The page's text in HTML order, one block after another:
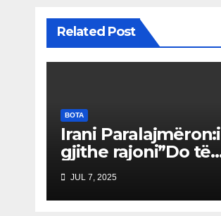
Related Post
BOTA
Irani Paralajmëron:i
gjithe rajoni”Do të
Vuajë” nëse Izraeli
Nuk Mbahet
Përgjegjës
JUL 7, 2025